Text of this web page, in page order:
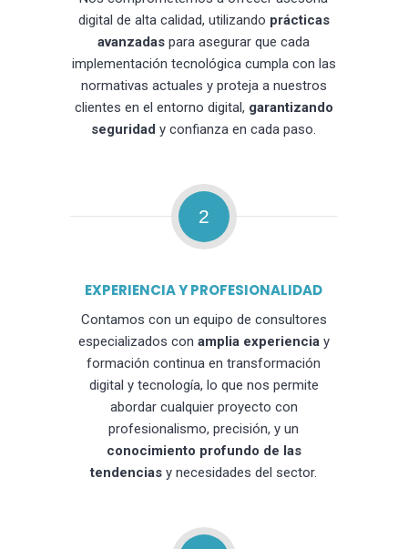
digital de alta calidad, utilizando prácticas
avanzadas para asegurar que cada
implementación tecnológica cumpla con las
normativas actuales y proteja a nuestros
clientes en el entorno digital, garantizando
seguridad y confianza en cada paso.
2
EXPERIENCIA Y PROFESIONALIDAD
Contamos con un equipo de consultores
especializados con amplia experienciay
formación continua en transformación
digital y tecnología, lo que nos permite
abordar cualquier proyecto con
profesionalismo, precisión, y un
conocimiento profundo de las
tendencias y necesidades del sector.